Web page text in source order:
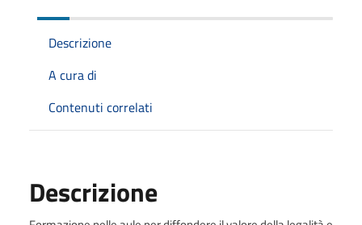
Descrizione
A cura di
Contenuti correlati
Descrizione